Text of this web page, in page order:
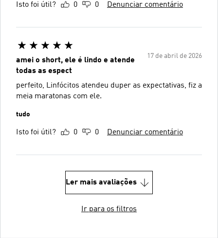
Isto foi útil? 0 0 Denunciar comentário
17 de abril de 2026
amei o short, ele é lindo e atende
todas as espect
perfeito, Linfócitos atendeu duper as expectativas, fiz a
meia maratonas com ele.
tudo
Isto foi útil? 0 0 Denunciar comentário
Ler mais avaliações
Ir para os filtros